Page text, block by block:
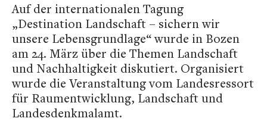
Auf der internationalen Tagung
„Destination Landschaft – sichern wir
unsere Lebensgrundlage“ wurde in Bozen
am 24. März über die Themen Landschaft
und Nachhaltigkeit diskutiert. Organisiert
wurde die Veranstaltung vom Landesressort
für Raumentwicklung, Landschaft und
Landesdenkmalamt.